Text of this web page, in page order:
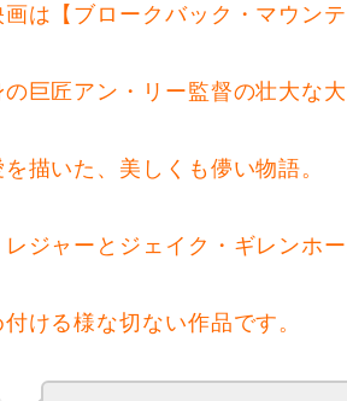
は【ブロークバック・マウンテ
巨匠アン・リー監督の壮大な大
描いた、美しくも儚い物語。
レジャーとジェイク・ギレンホ
ける様な切ない作品です。